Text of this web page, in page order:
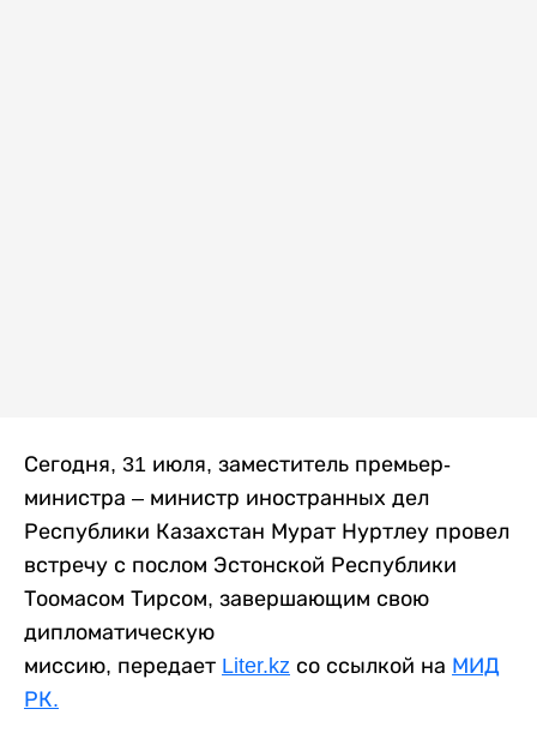
Сегодня, 31 июля, заместитель премьер-
министра – министр иностранных дел
Республики Казахстан Мурат Нуртлеу провел
встречу с послом Эстонской Республики
Тоомасом Тирсом, завершающим свою
дипломатическую
миссию, передает Liter.kz со ссылкой на МИД
РК.